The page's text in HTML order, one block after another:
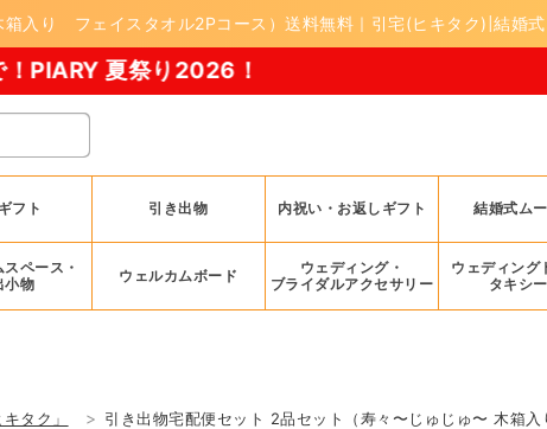
入り フェイスタオル2Pコース）送料無料｜引宅(ヒキタク)|結婚式
2026！
フト 引き出物 内祝い・お返しギフト 結婚式ム
ペース・
小物
ウェルカムボード
ウェディング・
ブライダルアクセサリー
ウェディング
タキシ
タク」 引き出物宅配便セット 2品セット（寿々〜じゅじゅ〜 木箱